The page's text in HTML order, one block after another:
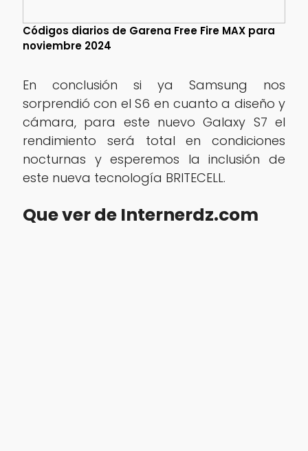
Códigos diarios de Garena Free Fire MAX para
noviembre 2024
En conclusión si ya Samsung nos
sorprendió con el S6 en cuanto a diseño y
cámara, para este nuevo Galaxy S7 el
rendimiento será total en condiciones
nocturnas y esperemos la inclusión de
este nueva tecnología BRITECELL.
Que ver de Internerdz.com